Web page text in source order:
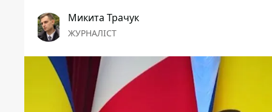
Микита Трачук
ЖУРНАЛІСТ